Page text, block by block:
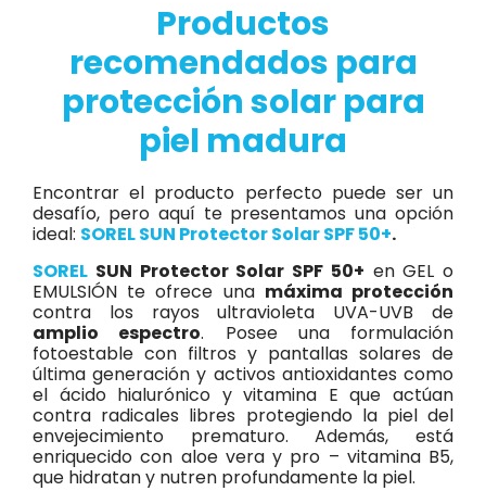
Productos
recomendados para
protección solar para
piel madura
Encontrar el producto perfecto puede ser un
desafío, pero aquí te presentamos una opción
ideal: SOREL SUN Protector Solar SPF 50+.
SOREL SUN Protector Solar SPF 50+ en GEL o
EMULSIÓN te ofrece una máxima protección
contra los rayos ultravioleta UVA-UVB
de
amplio espectro. Posee una formulación
fotoestable con filtros y pantallas solares de
última generación y activos antioxidantes como
el ácido hialurónico y vitamina E que actúan
contra radicales libres protegiendo la piel del
envejecimiento prematuro. Además, está
enriquecido con aloe vera y pro – vitamina B5,
que hidratan y nutren profundamente la piel.